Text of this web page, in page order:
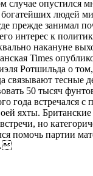
случае опустился
людей
прежде занимал
интерес к
накануне
Times
Ротшильда о
связывают тесные
50 тысяч
года встречался с
яхты.
но
помочь партии